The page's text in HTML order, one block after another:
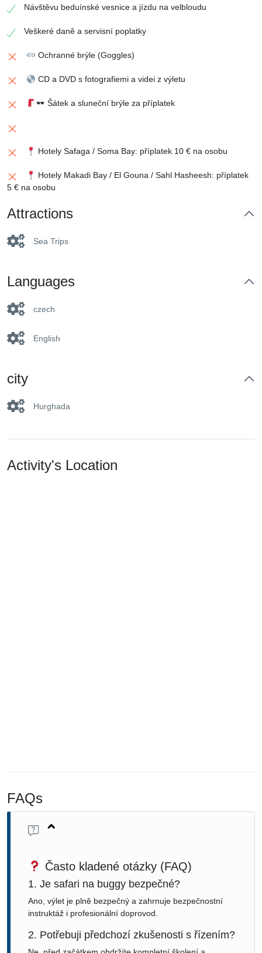
Návštěvu beduínské vesnice a jízdu na velbloudu
Veškeré daně a servisní poplatky
Ochranné brýle (Goggles)
CD a DVD s fotografiemi a videi z výletu
Šátek a sluneční brýle za příplatek
Hotely Safaga / Soma Bay: příplatek 10 € na osobu
Hotely Makadi Bay / El Gouna / Sahl Hasheesh: příplatek
5 € na osobu
Attractions
Sea Trips
Languages
czech
English
city
Hurghada
Activity's Location
FAQs
Často kladené otázky (FAQ)
1. Je safari na buggy bezpečné?
Ano, výlet je plně bezpečný a zahrnuje bezpečnostní
instruktáž i profesionální doprovod.
2. Potřebuji předchozí zkušenosti s řízením?